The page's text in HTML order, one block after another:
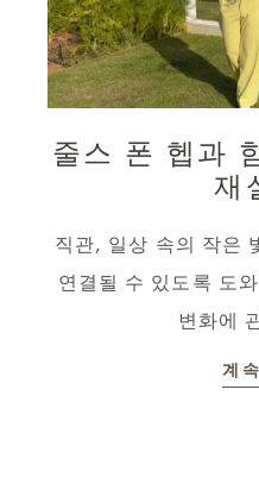
줄스 폰 헵과
재
직관, 일상 속의 작은
연결될 수 있도록 도
변화에
계